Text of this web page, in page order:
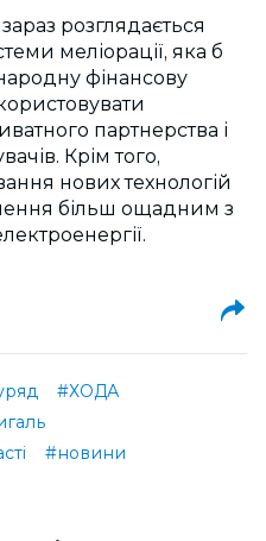
розглядається
меліорації, яка б
фінансову
партнерства і
Крім того,
нових технологій
більш ощадним з
#ХОДА
#новини